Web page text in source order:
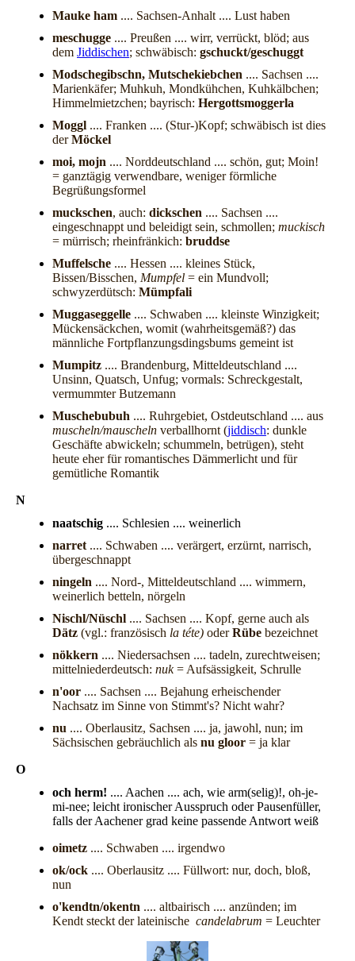
Mauke ham .... Sachsen-Anhalt .... Lust haben
meschugge .... Preußen .... wirr, verrückt, blöd; aus
dem Jiddischen; schwäbisch: gschuckt/geschuggt
Modschegibschn, Mutschekiebchen .... Sachsen ....
Marienkäfer; Muhkuh, Mondkühchen, Kuhkälbchen;
Himmelmietzchen; bayrisch: Hergottsmoggerla
Moggl .... Franken .... (Stur-)Kopf; schwäbisch ist dies
derMöckel
moi, mojn .... Norddeutschland .... schön, gut; Moin!
= ganztägig verwendbare, weniger förmliche
Begrüßungsformel
muckschen, auch: dickschen .... Sachsen ....
eingeschnappt und beleidigt sein, schmollen; muckisch
= mürrisch; rheinfränkich: bruddse
Muffelsche .... Hessen .... kleines Stück,
Bissen/Bisschen, Mumpfel = ein Mundvoll;
schwyzerdütsch: Mümpfali
Muggaseggelle .... Schwaben .... kleinste Winzigkeit;
Mückensäckchen, womit (wahrheitsgemäß?) das
männliche Fortpflanzungsdingsbums gemeint ist
Mumpitz .... Brandenburg, Mitteldeutschland ....
Unsinn, Quatsch, Unfug; vormals: Schreckgestalt,
vermummter Butzemann
Muschebubuh .... Ruhrgebiet, Ostdeutschland .... aus
muscheln/mauscheln verballhornt (jiddisch: dunkle
Geschäfte abwickeln; schummeln, betrügen), steht
heute eher für romantisches Dämmerlicht und für
gemütliche Romantik
N
naatschig .... Schlesien .... weinerlich
narret .... Schwaben .... verärgert, erzürnt, narrisch,
übergeschnappt
ningeln .... Nord-, Mitteldeutschland .... wimmern,
weinerlich betteln, nörgeln
Nischl/Nüschl .... Sachsen .... Kopf, gerne auch als
Dätz (vgl.: französisch la téte) oderRübe bezeichnet
nökkern .... Niedersachsen .... tadeln, zurechtweisen;
mittelniederdeutsch: nuk= Aufsässigkeit, Schrulle
n'oor .... Sachsen .... Bejahung erheischender
Nachsatz im Sinne von Stimmt's? Nicht wahr?
nu .... Oberlausitz, Sachsen .... ja, jawohl, nun; im
Sächsischen gebräuchlich als nu gloor = ja klar
O
och herm! .... Aachen .... ach, wie arm(selig)!, oh-je-
mi-nee; leicht ironischer Ausspruch oder Pausenfüller,
falls der Aachener grad keine passende Antwort weiß
oimetz .... Schwaben .... irgendwo
ok/ock .... Oberlausitz .... Füllwort: nur, doch, bloß,
nun
o'kendtn/okentn .... altbairisch .... anzünden; im
Kendt steckt der lateinische candelabrum = Leuchter